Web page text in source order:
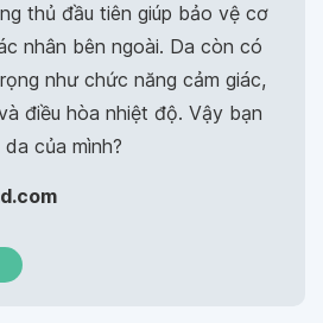
thủ đầu tiên giúp bảo vệ cơ
nhân bên ngoài. Da còn có
như chức năng cảm giác,
điều hòa nhiệt độ. Vậy bạn
của mình?